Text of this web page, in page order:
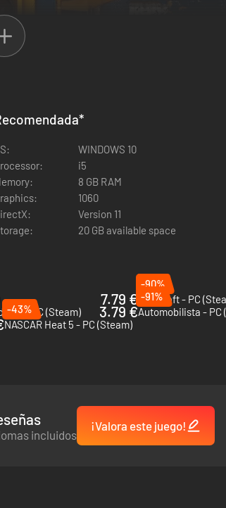
*
WINDOWS 10
i5
8 GB RAM
1060
Version 11
20 GB available space
7.79 €
-90%
KartKraft - PC
3 - PC (Steam)
3.79 €
-91%
Automobilista - PC
-43%
NASCAR Heat 5 - PC (Steam)
incluidos
¡Valora este juego!